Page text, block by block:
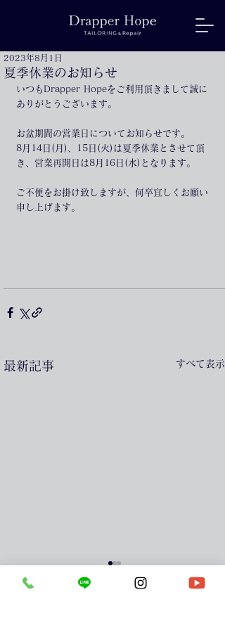
夏季休業のお知らせ
2023年8月1日
いつもDrapper Hopeをご利用頂きまして誠に
ありがとうございます。
お盆期間の営業日についてお知らせです。
8月14日(月)、15日(火)は夏季休業とさせて頂
き、営業再開日は8月16日(水)となります。
ご不便をお掛け致しますが、何卒宜しくお願い
申し上げます。
最新記事 すべて表示